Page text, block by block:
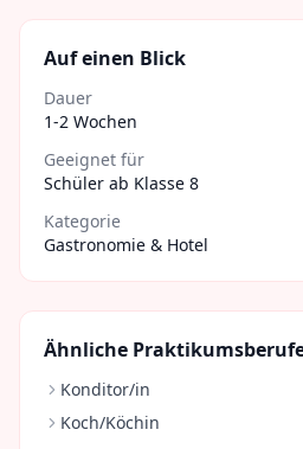
Auf einen Blick
Dauer
1-2 Wochen
Geeignet für
Schüler ab Klasse 8
Kategorie
Gastronomie & Hotel
Ähnliche
Konditor/in
Koch/Köchin